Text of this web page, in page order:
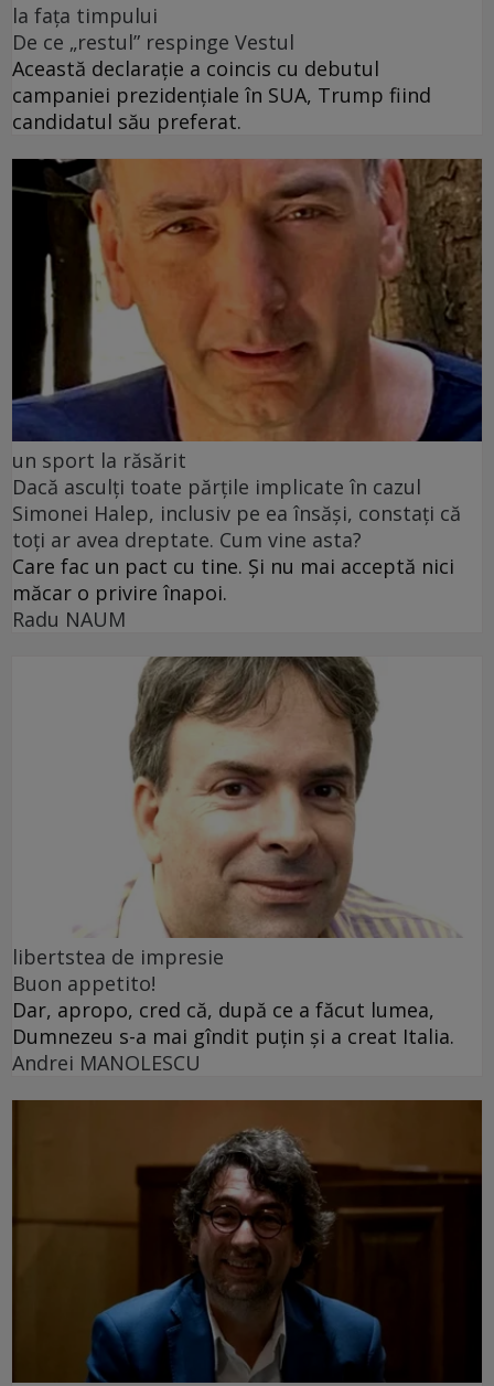
la fața timpului
De ce „restul” respinge Vestul
Această declarație a coincis cu debutul
campaniei prezidențiale în SUA, Trump fiind
candidatul său preferat.
un sport la răsărit
Dacă asculți toate părțile implicate în cazul
Simonei Halep, inclusiv pe ea însăși, constați că
toți ar avea dreptate. Cum vine asta?
Care fac un pact cu tine. Și nu mai acceptă nici
măcar o privire înapoi.
Radu NAUM
libertstea de impresie
Buon appetito!
Dar, apropo, cred că, după ce a făcut lumea,
Dumnezeu s-a mai gîndit puțin și a creat Italia.
Andrei MANOLESCU